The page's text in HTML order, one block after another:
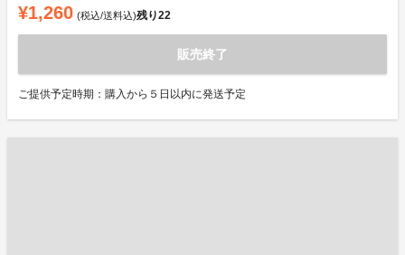
¥1,260 (税込/送料込)残り22
販売終了
ご提供予定時期：購入から５日以内に発送予定